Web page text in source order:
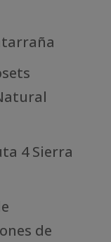
4 Sierra
de